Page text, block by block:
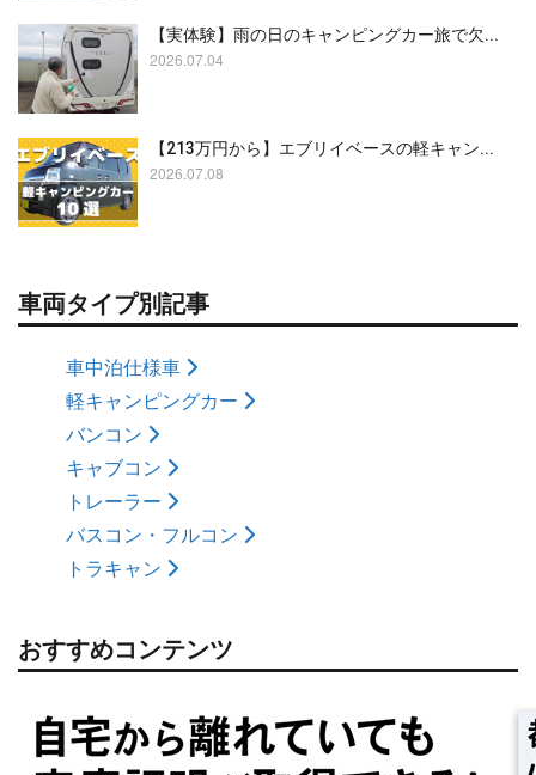
【実体験】雨の日のキャンピングカー旅で欠...
2026.07.04
【213万円から】エブリイベースの軽キャン...
2026.07.08
車両タイプ別記事
車中泊仕様車
軽キャンピングカー
バンコン
キャブコン
トレーラー
バスコン・フルコン
トラキャン
おすすめコンテンツ